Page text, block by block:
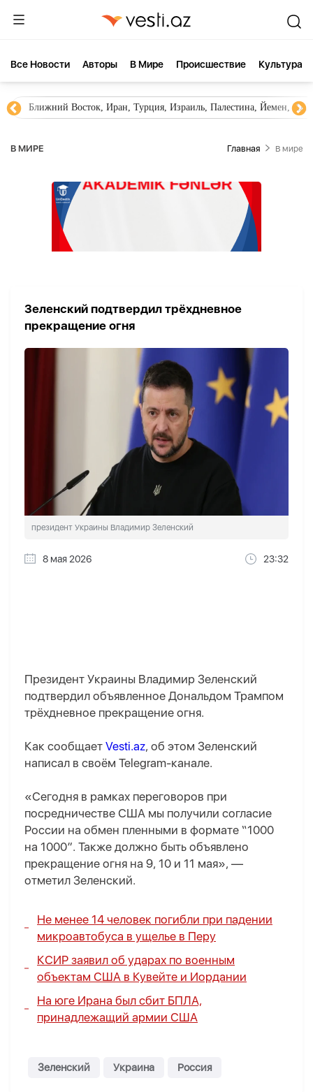
Все Новости Aвторы В Мире Происшествие Культура
Ближний Восток, Иран, Турция, Израиль, Палестина, Йемен,
В МИРЕ Главная В мире
Зеленский подтвердил трёхдневное
прекращение огня
президент Украины Владимир Зеленский
8 мая 2026 23:32
Президент Украины Владимир Зеленский
подтвердил объявленное Дональдом Трампом
трёхдневное прекращение огня.
Как сообщает Vesti.az, об этом Зеленский
написал в своём Telegram-канале.
«Сегодня в рамках переговоров при
посредничестве США мы получили согласие
России на обмен пленными в формате “1000
на 1000”. Также должно быть объявлено
прекращение огня на 9, 10 и 11 мая», —
отметил Зеленский.
Не менее 14 человек погибли при падении
микроавтобуса в ущелье в Перу
КСИР заявил об ударах по военным
объектам США в Кувейте и Иордании
На юге Ирана был сбит БПЛА,
принадлежащий армии США
Зеленский Украина Россия